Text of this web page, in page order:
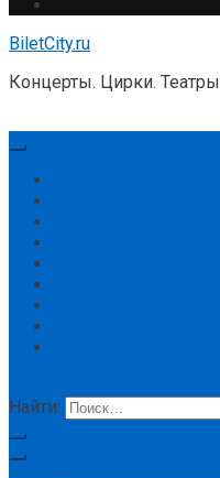
BiletCity.ru
Концерты. Цирки. Театры
Найти: